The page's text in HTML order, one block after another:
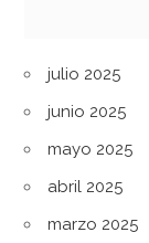
julio 2025
junio 2025
mayo 2025
abril 2025
marzo 2025